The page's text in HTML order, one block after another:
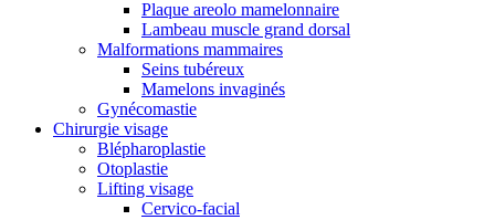
Plaque areolo mamelonnaire
Lambeau muscle grand dorsal
Malformations mammaires
Seins tubéreux
Mamelons invaginés
Gynécomastie
Chirurgie visage
Blépharoplastie
Otoplastie
Lifting visage
Cervico-facial